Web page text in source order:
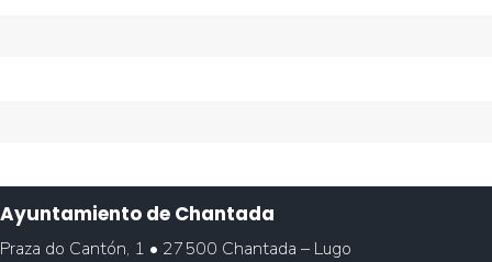
Ayuntamiento de Chantada
Praza do Cantón, 1 • 27500 Chantada – Lugo